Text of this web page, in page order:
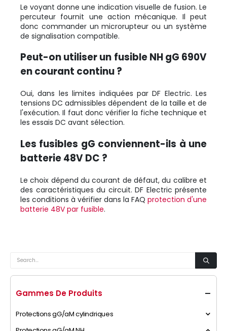
Le voyant donne une indication visuelle de fusion. Le
percuteur fournit une action mécanique. Il peut
donc commander un microrupteur ou un système
de signalisation compatible.
Peut-on utiliser un fusible NH gG 690V
en courant continu ?
Oui, dans les limites indiquées par DF Electric. Les
tensions DC admissibles dépendent de la taille et de
l'exécution. Il faut donc vérifier la fiche technique et
les essais DC avant sélection.
Les fusibles gG conviennent-ils à une
batterie 48V DC ?
Le choix dépend du courant de défaut, du calibre et
des caractéristiques du circuit. DF Electric présente
les conditions à vérifier dans la FAQ protection d'une
batterie 48V par fusible.
Gammes De Produits
Protections gG/aM cylindriques